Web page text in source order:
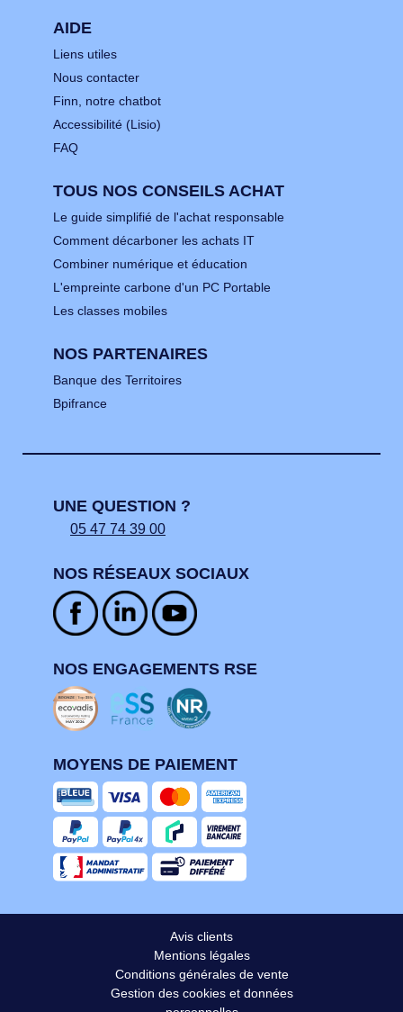
AIDE
Liens utiles
Nous contacter
Finn, notre chatbot
Accessibilité (Lisio)
FAQ
TOUS NOS CONSEILS ACHAT
Le guide simplifié de l'achat responsable
Comment décarboner les achats IT
Combiner numérique et éducation
L'empreinte carbone d'un PC Portable
Les classes mobiles
NOS PARTENAIRES
Banque des Territoires
Bpifrance
UNE QUESTION ?
05 47 74 39 00
NOS RÉSEAUX SOCIAUX
NOS ENGAGEMENTS RSE
MOYENS DE PAIEMENT
Avis clients
Mentions légales
Conditions générales de vente
Gestion des cookies et données